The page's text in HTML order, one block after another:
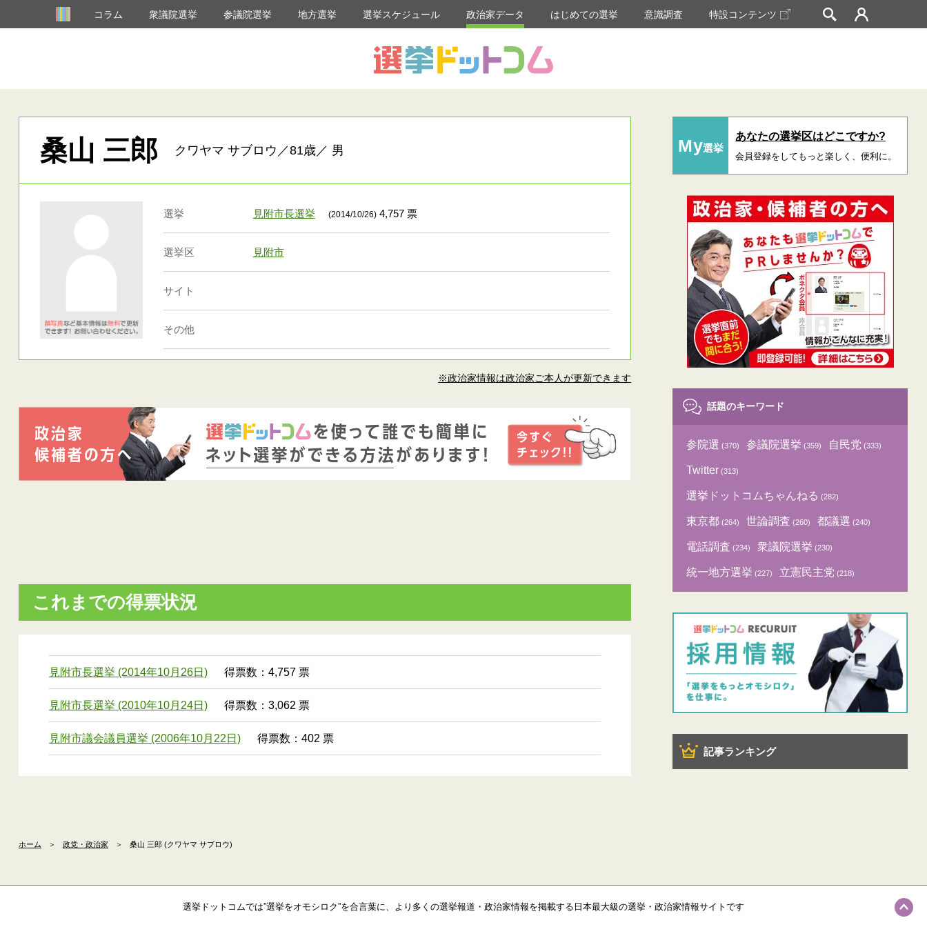
コラム 衆議院選挙 参議院選挙 地方選挙 選挙スケジュール 政治家データ はじめての選挙 意識調査 特設コンテンツ
桑山 三郎 クワヤマ サブロウ／81歳／ 男
選挙 見附市長選挙 (2014/10/26)4,757 票
選挙区 見附市
サイト
その他
※政治家情報は政治家ご本人が更新できます
これまでの得票状況
見附市長選挙 (2014年10月26日) 得票数：4,757 票
見附市長選挙 (2010年10月24日) 得票数：3,062 票
見附市議会議員選挙 (2006年10月22日) 得票数：402 票
My選挙
あなたの選挙区はどこですか?
会員登録をしてもっと楽しく、便利に。
話題のキーワード
参院選 (370) 参議院選挙 (359) 自民党 (333)
Twitter (313)
選挙ドットコムちゃんねる (282)
東京都 (264) 世論調査 (260) 都議選 (240)
電話調査 (234) 衆議院選挙 (230)
統一地方選挙 (227) 立憲民主党 (218)
記事ランキング
ホーム ＞ 政党・政治家 ＞ 桑山 三郎 (クワヤマ サブロウ)
選挙ドットコムでは”選挙をオモシロク”を合言葉に、より多くの選挙報道・政治家情報を掲載する日本最大級の選挙・政治家情報サイトです